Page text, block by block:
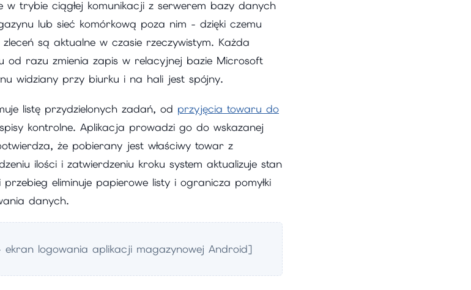
w trybie ciągłej komunikacji z serwerem bazy danych
lub sieć komórkową poza nim - dzięki czemu
są aktualne w czasie rzeczywistym. Każda
od razu zmienia zapis w relacyjnej bazie Microsoft
widziany przy biurku i na hali jest spójny.
listę przydzielonych zadań, od przyjęcia towaru do
kontrolne. Aplikacja prowadzi go do wskazanej
że pobierany jest właściwy towar z
ilości i zatwierdzeniu kroku system aktualizuje stan
eliminuje papierowe listy i ogranicza pomyłki
danych.
logowania aplikacji magazynowej Android]